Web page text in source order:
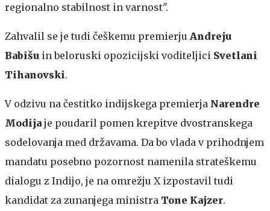
regionalno stabilnost in varnost".
Zahvalil se je tudi češkemu premierju Andreju
Babišu in beloruski opozicijski voditeljici Svetlani
Tihanovski.
V odzivu na čestitko indijskega premierja Narendre
Modija je poudaril pomen krepitve dvostranskega
sodelovanja med državama. Da bo vlada v prihodnjem
mandatu posebno pozornost namenila strateškemu
dialogu z Indijo, je na omrežju X izpostavil tudi
kandidat za zunanjega ministra Tone Kajzer.